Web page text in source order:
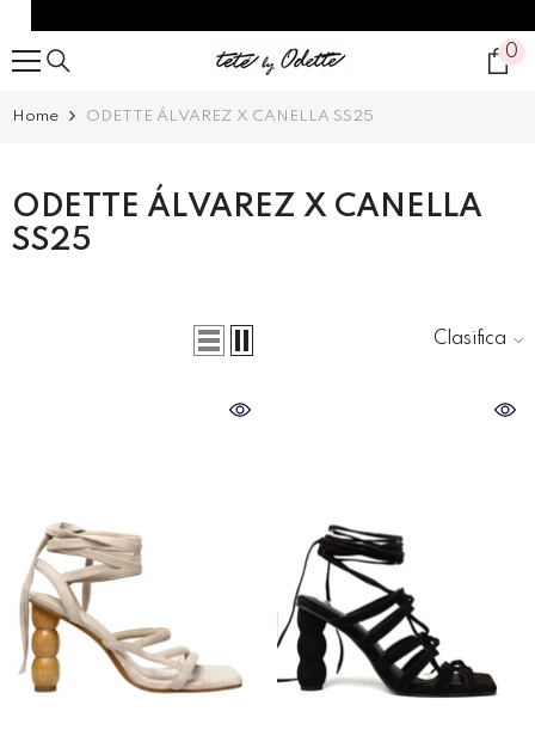
0
0
Home ODETTE ÁLVAREZ X CANELLA SS25
ODETTE ÁLVAREZ X CANELLA
SS25
Clasificar